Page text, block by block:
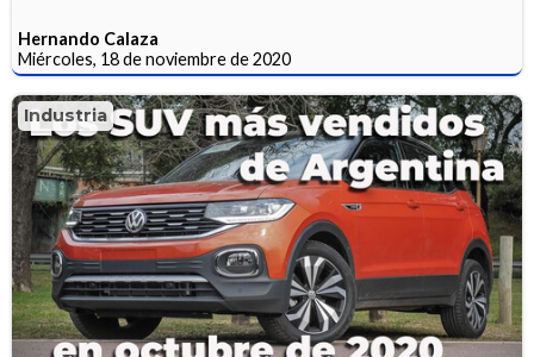
Hernando Calaza
Miércoles, 18 de noviembre de 2020
Industria